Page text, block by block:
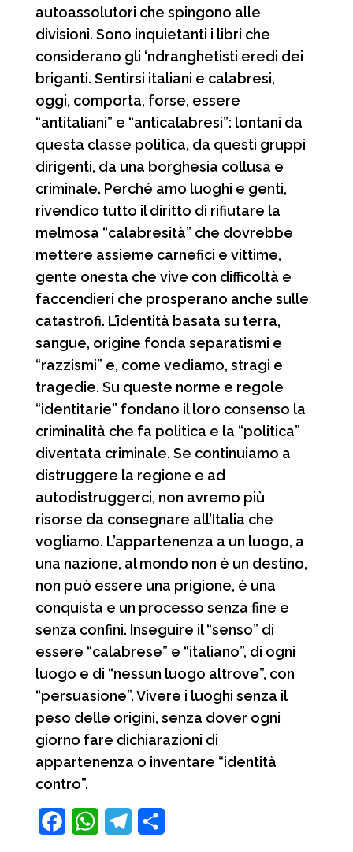
autoassolutori che spingono alle
divisioni. Sono inquietanti i libri che
considerano gli ‘ndranghetisti eredi dei
briganti. Sentirsi italiani e calabresi,
oggi, comporta, forse, essere
“antitaliani” e “anticalabresi”: lontani da
questa classe politica, da questi gruppi
dirigenti, da una borghesia collusa e
criminale. Perché amo luoghi e genti,
rivendico tutto il diritto di rifiutare la
melmosa “calabresità” che dovrebbe
mettere assieme carnefici e vittime,
gente onesta che vive con difficoltà e
faccendieri che prosperano anche sulle
catastrofi. L’identità basata su terra,
sangue, origine fonda separatismi e
“razzismi” e, come vediamo, stragi e
tragedie. Su queste norme e regole
“identitarie” fondano il loro consenso la
criminalità che fa politica e la “politica”
diventata criminale. Se continuiamo a
distruggere la regione e ad
autodistruggerci, non avremo più
risorse da consegnare all’Italia che
vogliamo. L’appartenenza a un luogo, a
una nazione, al mondo non è un destino,
non può essere una prigione, è una
conquista e un processo senza fine e
senza confini. Inseguire il “senso” di
essere “calabrese” e “italiano”, di ogni
luogo e di “nessun luogo altrove”, con
“persuasione”. Vivere i luoghi senza il
peso delle origini, senza dover ogni
giorno fare dichiarazioni di
appartenenza o inventare “identità
contro”.
W